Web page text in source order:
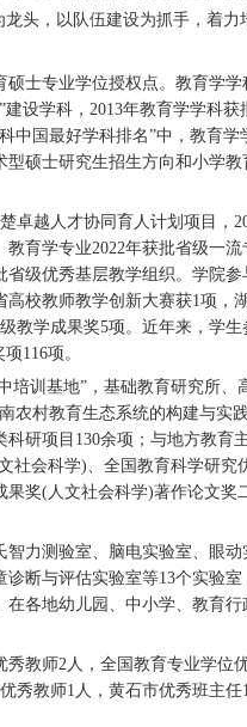
头，以队伍建设为抓手，着力
士专业学位授权点。教育学学
设学科，2013年教育学学科获
中国最好学科排名”中，教育学
型硕士研究生招生方向和小学教
卓越人才协同育人计划项目，
育学专业2022年获批省级一流
省级优秀基层教学组织。学院参
高校教师教学创新大赛获1项，
教学成果奖5项。近年来，学生
116项。
培训基地”，基础教育研究所、
农村教育生态系统的构建与实
研项目130余项；与地方教育
社会科学)、全国教育科学研究
果奖(人文社会科学)著作论文奖
力测验室、脑电实验室、眼动
断与评估实验室等13个实验室
在各地幼儿园、中小学、教育行
教师2人，全国教育专业学位
秀教师1人，黄石市优秀班主任1